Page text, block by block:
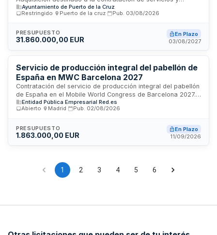
suministros necesarios para la celebración de eventos,
espectáculos públicos y actividades culturales y deportivas
procedimiento permite a la administración local disponer de
proveedores preseleccionados para la adquisición ágil de
la organización de manifestaciones públicas, festivales,
conciertos, competiciones deportivas y eventos
comunitarios. Se trata de un acuerdo marco abierto que
facilita la contratación dinámica según las necesidades
puntuales del municipio tinerfeño.
Ayuntamiento de Puerto de la Cruz
Restringido
Puerto de la cruz Pub. 03/08/2026
PRESUPUESTO
31.860.000,00 EUR
En Plazo
03/08/2027
Servicio de producción integral del pabellón de
España en MWC Barcelona 2027
Contratación del servicio de producción integral del pabellón
de España en el Mobile World Congress de Barcelona 2027.
El servicio comprende la puesta a disposición del pabellón,
sus infraestructuras tecnológicas, organización de
seguimiento y reporte del proyecto. Red.es licita esta
prestación para garantizar la correcta ejecución de todas
Entidad Pública Empresarial Red.es
Abierto
Madrid Pub. 02/08/2026
PRESUPUESTO
1.863.000,00 EUR
En Plazo
11/09/2026
1 2 3 4 5 6